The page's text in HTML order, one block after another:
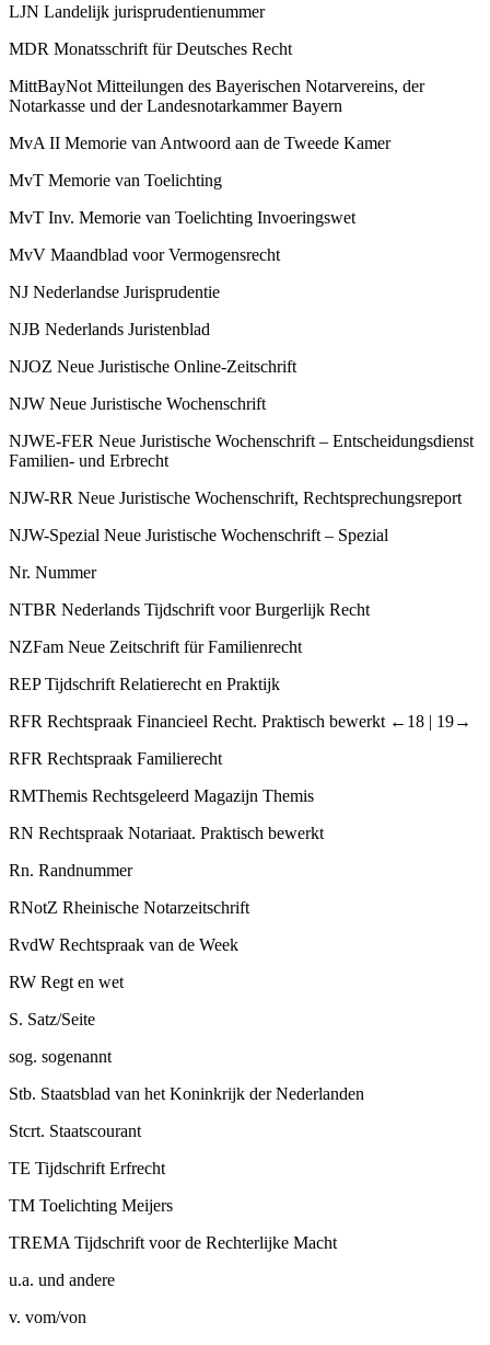
LJN Landelijk jurisprudentienummer
MDR Monatsschrift für Deutsches Recht
MittBayNot Mitteilungen des Bayerischen Notarvereins, der
Notarkasse und der Landesnotarkammer Bayern
MvA II Memorie van Antwoord aan de Tweede Kamer
MvT Memorie van Toelichting
MvT Inv. Memorie van Toelichting Invoeringswet
MvV Maandblad voor Vermogensrecht
NJ Nederlandse Jurisprudentie
NJB Nederlands Juristenblad
NJOZ Neue Juristische Online-Zeitschrift
NJW Neue Juristische Wochenschrift
NJWE-FER Neue Juristische Wochenschrift – Entscheidungsdienst
Familien- und Erbrecht
NJW-RR Neue Juristische Wochenschrift, Rechtsprechungsreport
NJW-Spezial Neue Juristische Wochenschrift – Spezial
Nr. Nummer
NTBR Nederlands Tijdschrift voor Burgerlijk Recht
NZFam Neue Zeitschrift für Familienrecht
REP Tijdschrift Relatierecht en Praktijk
RFR Rechtspraak Financieel Recht. Praktisch bewerkt ←18 | 19→
RFR Rechtspraak Familierecht
RMThemis Rechtsgeleerd Magazijn Themis
RN Rechtspraak Notariaat. Praktisch bewerkt
Rn. Randnummer
RNotZ Rheinische Notarzeitschrift
RvdW Rechtspraak van de Week
RW Regt en wet
S. Satz/Seite
sog. sogenannt
Stb. Staatsblad van het Koninkrijk der Nederlanden
Stcrt. Staatscourant
TE Tijdschrift Erfrecht
TM Toelichting Meijers
TREMA Tijdschrift voor de Rechterlijke Macht
u.a. und andere
v. vom/von